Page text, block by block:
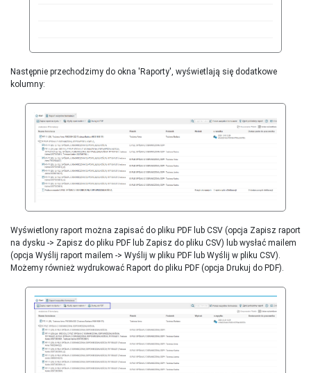
Następnie przechodzimy do okna 'Raporty', wyświetlają się dodatkowe
kolumny:
Wyświetlony raport można zapisać do pliku PDF lub CSV (opcja Zapisz raport
na dysku -> Zapisz do pliku PDF lub Zapisz do pliku CSV) lub wysłać mailem
(opcja Wyślij raport mailem -> Wyślij w pliku PDF lub Wyślij w pliku CSV).
Możemy również wydrukować Raport do pliku PDF (opcja Drukuj do PDF).